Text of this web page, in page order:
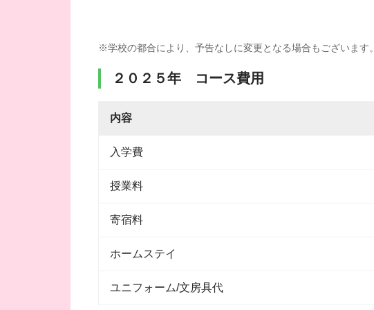
※学校の都合により、予告なしに変更となる場合もございます。
２０２５年 コース費用
内容
入学費
授業料
寄宿料
ホームステイ
ユニフォーム/文房具代